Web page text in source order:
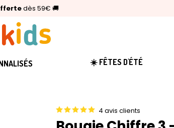
dès 59€ 🚚
:Annikids N°1
avis clients)
☀️ FÊTES D'ÉTÉ
4 avis clients